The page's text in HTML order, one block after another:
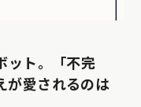
ット。「不完
が愛されるのは